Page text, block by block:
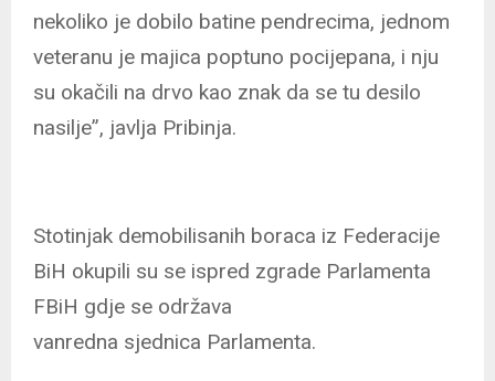
nekoliko je dobilo batine pendrecima, jednom
veteranu je majica poptuno pocijepana, i nju
su okačili na drvo kao znak da se tu desilo
nasilje”, javlja Pribinja.
Stotinjak demobilisanih boraca iz Federacije
BiH okupili su se ispred zgrade Parlamenta
FBiH gdje se održava
vanredna sjednica Parlamenta.